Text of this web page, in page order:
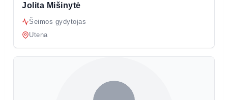
Jolita Mišinytė
Šeimos gydytojas
Utena